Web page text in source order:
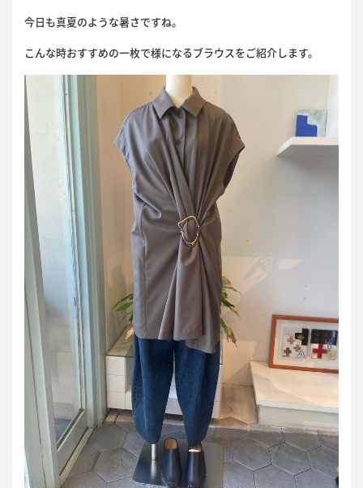
今日も真夏のような暑さですね。
こんな時おすすめの一枚で様になるブラウスをご紹介します。